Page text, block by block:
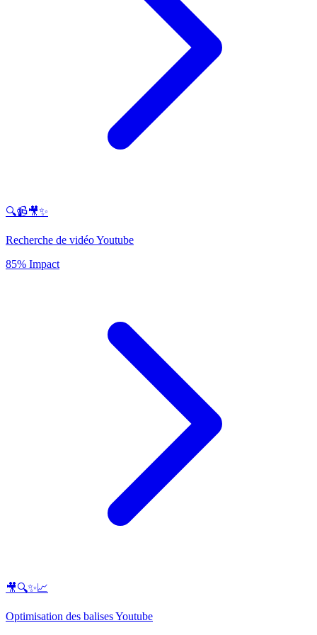
🔍📹🎥✨
Recherche de vidéo Youtube
85% Impact
🎥🔍✨📈
Optimisation des balises Youtube